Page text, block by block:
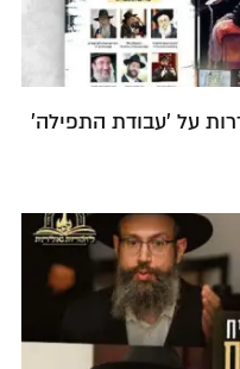
על 'עבודת התפילה'